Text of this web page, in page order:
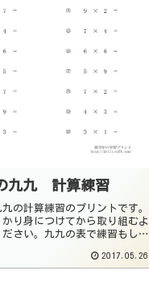
九九 計算練習
の計算練習のプリントです。
かり身につけてから取り組むよ
ださい。九九の表で練習もしま
ンロード出来ます。かけ算 九
2017.05.26